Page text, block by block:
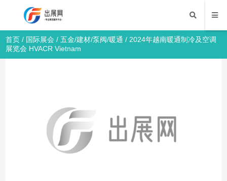
首页 / 国际展会 /五金/建材/泵阀/暖通 / 2024年越南暖通制冷及空调
展览会 HVACR Vietnam